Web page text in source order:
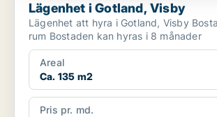
Lägenhet i Gotland, Visby
Lägenhet att hyra i Gotland, Visby Bostaden har 4
rum Bostaden kan hyras i 8 månader
Areal
Ca. 135 m2
Pris pr. md.